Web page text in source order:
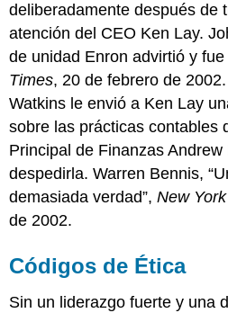
deliberadamente después de
atención del CEO Ken Lay.
de unidad Enron advirtió y
Times, 20 de febrero de 2002.
Watkins le envió a Ken Lay
sobre las prácticas contables
Principal de Finanzas
despedirla.Warren Bennis,
demasiada verdad”,New
de 2002.
Códigos de Ética
Sin un liderazgo fuerte y una